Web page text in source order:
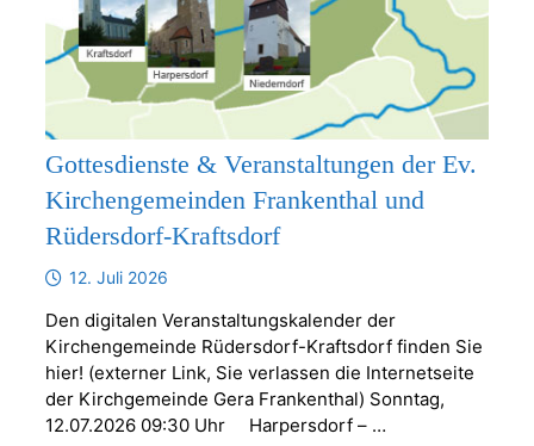
Gottesdienste & Veranstaltungen der Ev.
Kirchengemeinden Frankenthal und
Rüdersdorf-Kraftsdorf
12. Juli 2026
Den digitalen Veranstaltungskalender der
Kirchengemeinde Rüdersdorf-Kraftsdorf finden Sie
hier! (externer Link, Sie verlassen die Internetseite
der Kirchgemeinde Gera Frankenthal) Sonntag,
12.07.2026 09:30 Uhr Harpersdorf – …